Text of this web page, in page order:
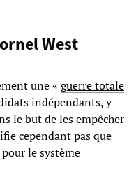
West
une « guerre totale
indépendants, y
le but de les empêcher
cependant pas que
le système